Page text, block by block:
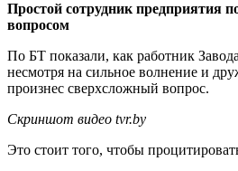
Простой сотрудник предприятия
вопросом
По БТ показали, как работник
несмотря на сильное волнение и
произнес сверхсложный вопрос.
Скриншот видео tvr.by
Это стоит того, чтобы